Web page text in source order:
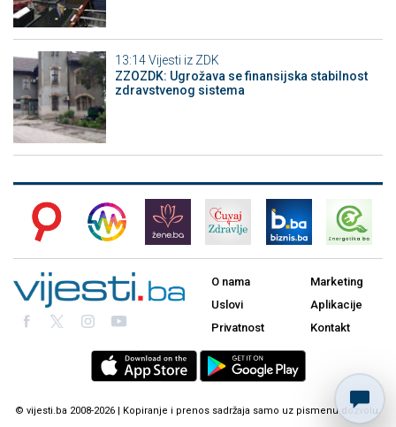
13:14Vijesti iz ZDK
ZZOZDK: Ugrožava se finansijska stabilnost
zdravstvenog sistema
O nama
Uslovi
Privatnost
Marketing
Aplikacije
Kontakt
© vijesti.ba 2008-2026 | Kopiranje i prenos sadržaja samo uz pismenu dozvolu.